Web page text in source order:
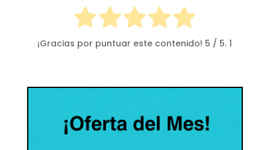
¡Gracias por puntuar este contenido! 5 / 5.1